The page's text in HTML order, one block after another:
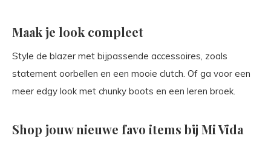
Maak je look compleet
Style de blazer met bijpassende accessoires, zoals
statement oorbellen en een mooie clutch. Of ga voor een
meer edgy look met chunky boots en een leren broek.
Shop jouw nieuwe favo items bij Mi Vida